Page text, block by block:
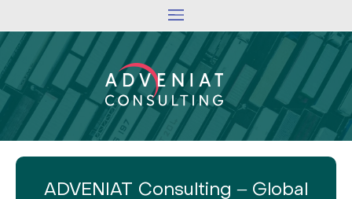
ADVENIAT Consulting – Global